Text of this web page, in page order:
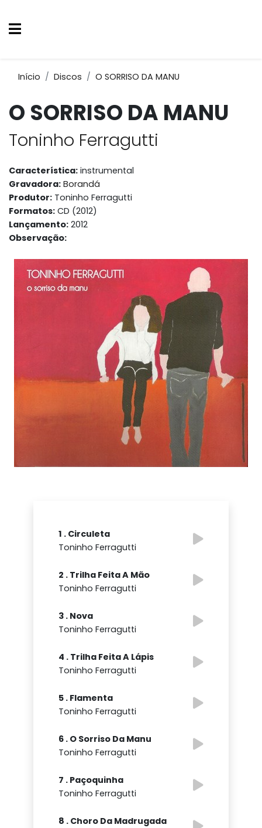
Início Discos O SORRISO DA MANU
O SORRISO DA MANU
Toninho Ferragutti
Característica: instrumental
Gravadora: Borandá
Produtor: Toninho Ferragutti
Formatos: CD (2012)
Lançamento: 2012
Observação:
1 . Circuleta
Toninho Ferragutti
2 . Trilha Feita A Mão
Toninho Ferragutti
3 . Nova
Toninho Ferragutti
4 . Trilha Feita A Lápis
Toninho Ferragutti
5 . Flamenta
Toninho Ferragutti
6 . O Sorriso Da Manu
Toninho Ferragutti
7 . Paçoquinha
Toninho Ferragutti
8 . Choro Da Madrugada